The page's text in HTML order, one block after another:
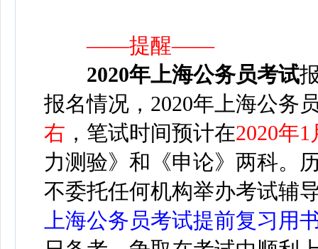
——提醒——
2020年上海公务员考试
报名情况，2020年上海公务
右 ，笔试时间预计在2020年1
力测验》和《申论》两科。
不委托任何机构举办考试辅
上海公务员考试提前复习用